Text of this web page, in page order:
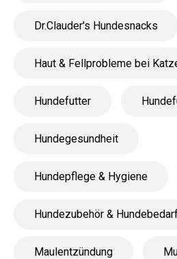
Dr.Clauder's Hundesnacks
Haut & Fellprobleme bei
Hundefutter
Hundegesundheit
Hundepflege & Hygiene
Hundezubehör &
Maulentzündung